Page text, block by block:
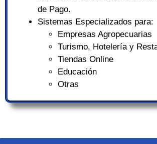
de Pago.
Sistemas Especializados para:
Empresas Agropecuarias
Turismo, Hotelería y
Tiendas Online
Educación
Otras